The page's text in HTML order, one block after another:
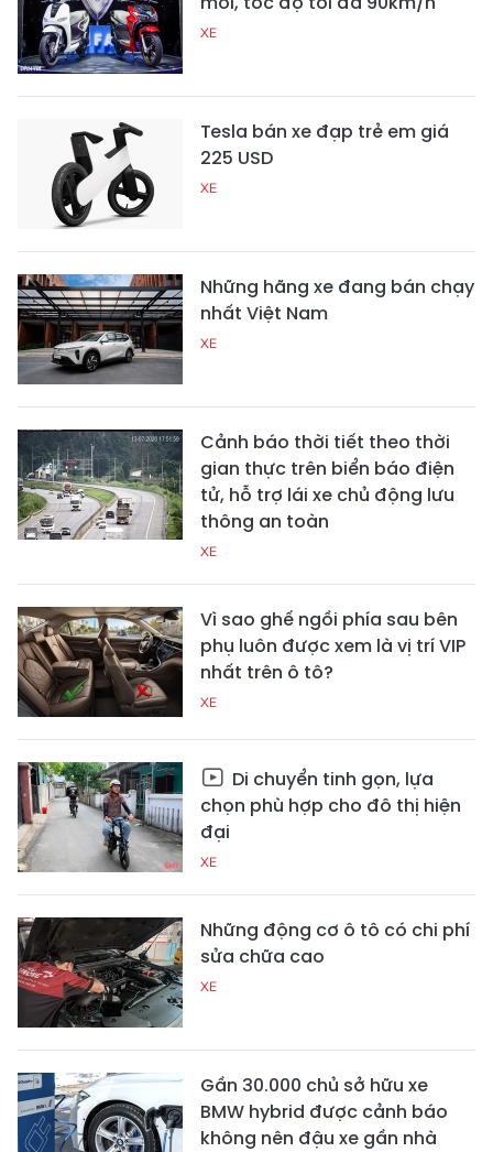
XE
Tesla bán xe đạp trẻ em giá
225 USD
XE
Những hãng xe đang bán chạy
nhất Việt Nam
XE
Cảnh báo thời tiết theo thời
gian thực trên biển báo điện
tử, hỗ trợ lái xe chủ động lưu
thông an toàn
XE
Vì sao ghế ngồi phía sau bên
phụ luôn được xem là vị trí VIP
nhất trên ô tô?
XE
Di chuyển tinh gọn, lựa
chọn phù hợp cho đô thị hiện
đại
XE
Những động cơ ô tô có chi phí
sửa chữa cao
XE
Gần 30.000 chủ sở hữu xe
BMW hybrid được cảnh báo
không nên đậu xe gần nhà